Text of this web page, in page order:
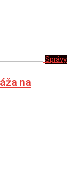
Správy
na